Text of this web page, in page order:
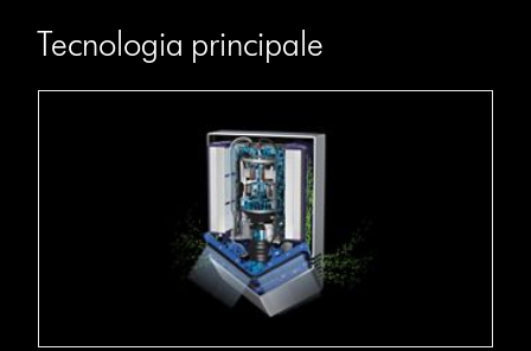
Tecnologia principale